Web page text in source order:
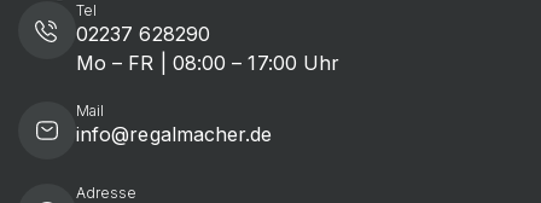
Tel
02237 628290
Mo – FR | 08:00 – 17:00 Uhr
Mail
info@regalmacher.de
Adresse